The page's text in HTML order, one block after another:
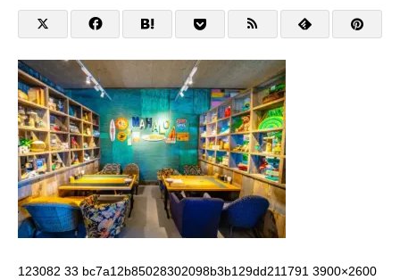
123082 33 bc7a12b85028302098b3b129dd211791 3900×2600